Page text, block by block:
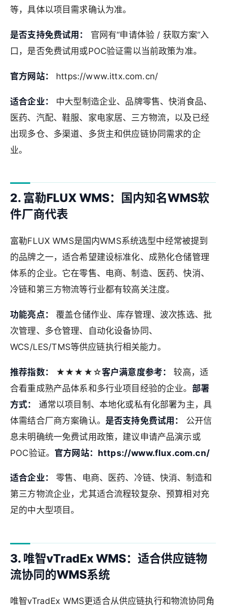
等，具体以项目需求确认为准。
是否支持免费试用：
官网有“申请体验 / 获取方案”入
口，是否免费试用或POC验证需以当前政策为准。
官方网站： https://www.ittx.com.cn/
适合企业：
中大型制造企业、品牌零售、快消食品、
医药、汽配、鞋服、家电家居、三方物流，以及已经
出现多仓、多渠道、多货主和供应链协同需求的企
业。
2. 富勒FLUX WMS：国内知名WMS软
件厂商代表
富勒FLUX WMS是国内WMS系统选型中经常被提到
的品牌之一，适合希望建设标准化、成熟化仓储管理
体系的企业。它在零售、电商、制造、医药、快消、
冷链和第三方物流等行业都有较高关注度。
功能亮点：
覆盖仓储作业、库存管理、波次拣选、批
次管理、多仓管理、自动化设备协同、
WCS/LES/TMS等供应链执行相关能力。
推荐指数： ★★★★☆客户满意度参考：
较高，适
合看重成熟产品体系和多行业项目经验的企业。 部署
方式：
通常以项目制、本地化或私有化部署为主，具
体需结合厂商方案确认。 是否支持免费试用：
公开信
息未明确统一免费试用政策，建议申请产品演示或
POC验证。 官方网站：https://www.flux.com.cn/
适合企业：
零售、电商、医药、冷链、快消、制造和
第三方物流企业，尤其适合流程较复杂、预算相对充
足的中大型项目。
3. 唯智vTradEx WMS：适合供应链物
流协同的WMS系统
唯智vTradEx WMS更适合从供应链执行和物流协同角